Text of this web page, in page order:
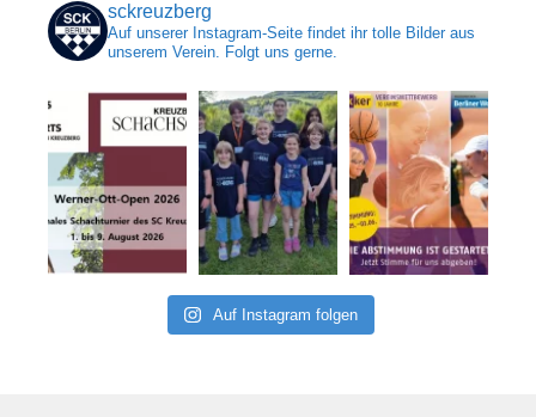
sckreuzberg
Auf unserer Instagram-Seite findet ihr tolle Bilder aus
unserem Verein. Folgt uns gerne.
Auf Instagram folgen